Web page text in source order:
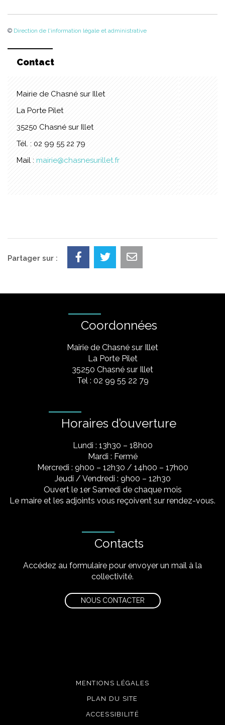
© Direction de l'information légale et administrative
Contact
Mairie de Chasné sur Illet
La Porte Pilet
35250 Chasné sur Illet
Tél. : 02 99 55 22 79
Mail : mairie@chasnesurillet.fr
Partager sur :
Coordonnées
Mairie de Chasné sur Illet
La Porte Pilet
35250 Chasné sur Illet
Tel : 02 99 55 22 79
Horaires d’ouverture
Lundi : 13h30 – 18h00
Mardi : Fermé
Mercredi : 9h00 – 12h30 / 14h00 – 17h00
Jeudi / Vendredi : 9h00 – 12h30
Ouvert le 1er Samedi de chaque mois
Le maire et les adjoints vous reçoivent sur rendez-vous.
Contacts
Accédez au formulaire pour envoyer un mail à la
collectivité.
NOUS CONTACTER
MENTIONS LÉGALES
PLAN DU SITE
ACCESSIBILITÉ